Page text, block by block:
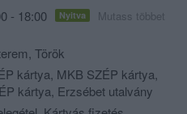
- 18:00 Nyitva Mutass többet
, Török
kártya, MKB SZÉP kártya,
kártya, Erzsébet utalvány